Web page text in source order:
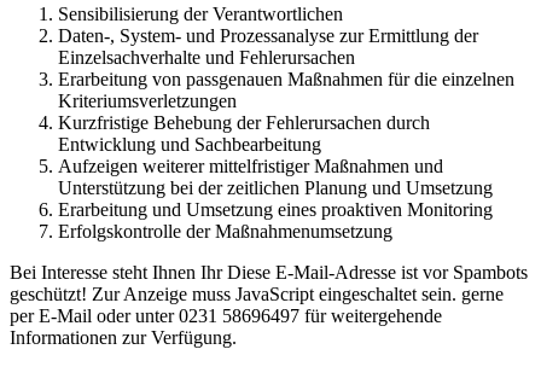
Sensibilisierung der Verantwortlichen
Daten-, System- und Prozessanalyse zur Ermittlung der
Einzelsachverhalte und Fehlerursachen
Erarbeitung von passgenauen Maßnahmen für die einzelnen
Kriteriumsverletzungen
Kurzfristige Behebung der Fehlerursachen durch
Entwicklung und Sachbearbeitung
Aufzeigen weiterer mittelfristiger Maßnahmen und
Unterstützung bei der zeitlichen Planung und Umsetzung
Erarbeitung und Umsetzung eines proaktiven Monitoring
Erfolgskontrolle der Maßnahmenumsetzung
Bei Interesse steht Ihnen IhrDiese E-Mail-Adresse ist vor Spambots
geschützt! Zur Anzeige muss JavaScript eingeschaltet sein. gerne
per E-Mail oder unter 0231 58696497 für weitergehende
Informationen zur Verfügung.